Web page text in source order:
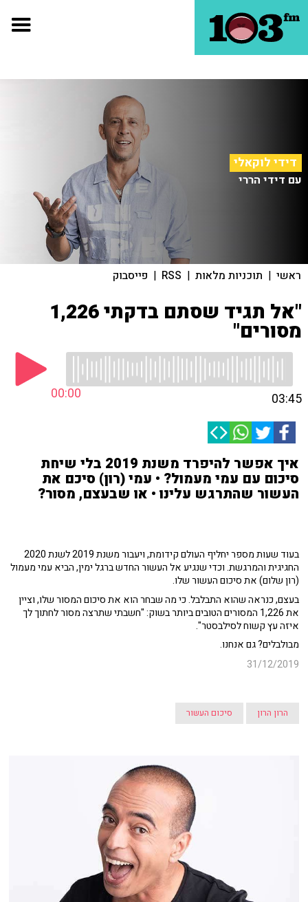
דידי לוקאלי
עם דידי הררי
ראשי | תוכניות מלאות |
RSS
| פייסבוק
"אל תגיד שסתם בדקתי 1,226
מסורים"
00:00 03:45
איך אפשר להיפרד משנת 2019 בלי שיחת
סיכום עם עמי מעמול? • עמי (רון) סיכם את
העשור שהתרגש עלינו • או שבעצם, מסור?
בעוד שעות מספר יחליף העולם קידומת, ויעבור משנת 2019 לשנת 2020
החגיגית והמרגשת. וכדי שנגיע אל העשור החדש ברגל ימין, הביא עמי מעמול
(רון שלום) את סיכום העשור שלו.
בעצם, כנראה שהוא התבלבל. כי מה שבחר הוא את סיכום המסור שלו, וציין
את 1,226 המסורים הטובים ביותר בשוק: "חשבתי שתרצה מסור לחתוך לך
איזה עץ קשוח לסילבסטר".
מבולבלים? גם אנחנו.
31/12/2019
הרון הרון סיכום העשור